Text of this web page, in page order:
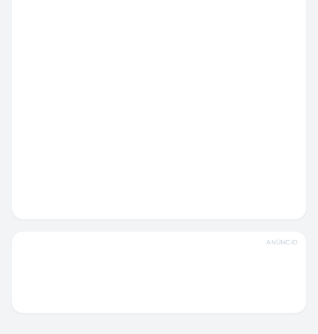
ANÚNCIO